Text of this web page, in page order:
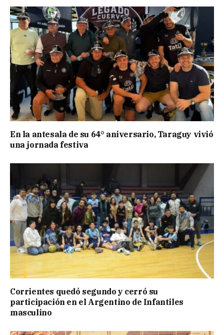
En la antesala de su 64° aniversario, Taraguy vivió
una jornada festiva
Corrientes quedó segundo y cerró su
participación en el Argentino de Infantiles
masculino